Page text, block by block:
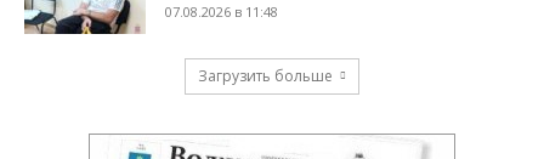
07.08.2026 в 11:48
Загрузить больше